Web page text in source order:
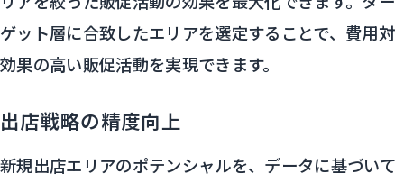
ゲット層に合致したエリアを選定することで、費用対
効果の高い販促活動を実現できます。
出店戦略の精度向上
新規出店エリアのポテンシャルを、データに基づいて